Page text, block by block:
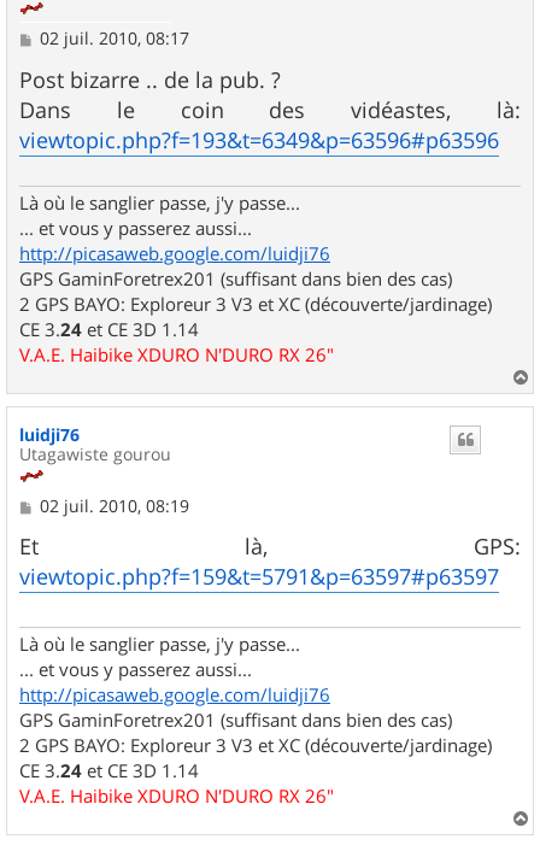
M
s
s
a
g
e
02 juil. 2010, 08:17
Post bizarre .. de la pub. ?
Dans le coin des vidéastes, là:
viewtopic.php?f=193&t=6349&p=63596#p63596
Là où le sanglier passe, j'y passe...
... et vous y passerez aussi...
http://picasaweb.google.com/luidji76
GPS GaminForetrex201 (suffisant dans bien des cas)
2 GPS BAYO: Exploreur 3 V3 et XC (découverte/jardinage)
CE 3.24 et CE 3D 1.14
V.A.E. Haibike XDURO N'DURO RX 26"
a
luidji76
Utagawiste gourou
M
s
s
a
g
02 juil. 2010, 08:19
Et là, GPS:
viewtopic.php?f=159&t=5791&p=63597#p63597
Là où le sanglier passe, j'y passe...
... et vous y passerez aussi...
http://picasaweb.google.com/luidji76
GPS GaminForetrex201 (suffisant dans bien des cas)
2 GPS BAYO: Exploreur 3 V3 et XC (découverte/jardinage)
CE 3.24 et CE 3D 1.14
V.A.E. Haibike XDURO N'DURO RX 26"
a